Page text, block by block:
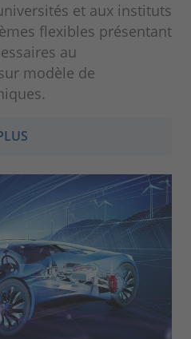
et aux instituts
flexibles présentant
au
modèle de